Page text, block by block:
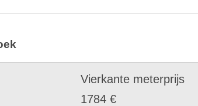
Vierkante meterprijs
1784 €